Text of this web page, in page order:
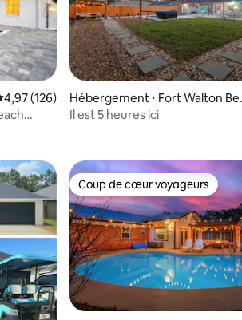
: 4,96 sur 5
moyenne sur la base de 126
4,97 (126)
Hébergement ⋅ Fort Walton
h
Il est 5 heures ici
Coup de cœur voyageurs
Coup de cœur voyageurs